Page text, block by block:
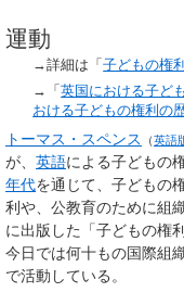
運動
→詳細は「子どもの権
→「英国における子ど
おける子どもの権利の
トーマス・スペンス （英語
が、 英語による子どもの
年代を通じて、子どもの
利や、公教育のために組
に出版した「子どもの権
今日では何十もの国際組
で活動している。